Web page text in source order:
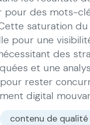
pour des mots-
saturation du
pour une
des
et une
rester
digital
contenu de qualité